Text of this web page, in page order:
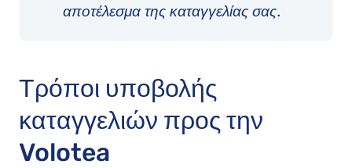
αποτέλεσμα της καταγγελίας σας.
Τρόποι υποβολής
καταγγελιών προς την
Volotea